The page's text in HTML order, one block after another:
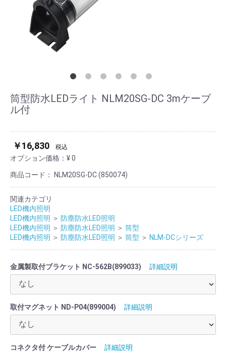
筒型防水LEDライト NLM20SG-DC 3mケーブ
ル付
￥16,830 税込
オプション価格：¥0
商品コード： NLM20SG-DC (850074)
関連カテゴリ
LED機内照明
LED機内照明 ＞ 防塵防水LED照明
LED機内照明 ＞ 防塵防水LED照明 ＞ 筒型
LED機内照明 ＞ 防塵防水LED照明 ＞ 筒型 ＞ NLM-DCシリーズ
金属製取付ブラケット NC-562B(899033) 詳細説明
取付マグネット ND-P04(899004) 詳細説明
コネクタ付 ケーブルカバー 詳細説明